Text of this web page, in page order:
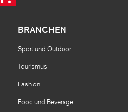
BRANCHEN
Sport und Outdoor
Tourismus
Fashion
Food und Beverage